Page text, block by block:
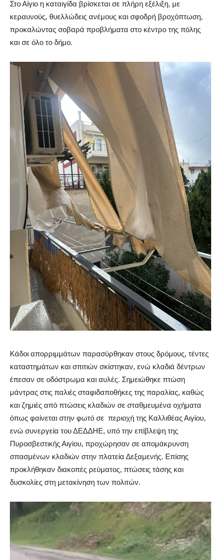
Στο Αίγιο η καταιγίδα βρίσκεται σε πλήρη εξέλιξη, με
κεραυνούς, θυελλώδεις ανέμους και σφοδρή βροχόπτωση,
προκαλώντας σοβαρά προβλήματα στο κέντρο της πόλης
και σε όλο το δήμο.
Κάδοι απορριμμάτων παρασύρθηκαν στους δρόμους, τέντες
καταστημάτων και σπιτιών σκίστηκαν, ενώ κλαδιά δέντρων
έπεσαν σε οδόστρωμα και αυλές. Σημειώθηκε πτώση
μάντρας στις παλιές σταφιδαποθήκες της παραλίας, καθώς
και ζημιές από πτώσεις κλαδιών σε σταθμευμένα οχήματα
όπως φαίνεται στην φωτό σε περιοχή της Καλλιθέας Αιγίου,
ενώ συνεργεία του ΔΕΔΔΗΕ, υπό την επίβλεψη της
Πυροσβεστικής Αιγίου, προχώρησαν σε απομάκρυνση
σπασμένων κλαδιών στην πλατεία Δεξαμενής. Επίσης
προκλήθηκαν διακοπές ρεύματος, πτώσεις τάσης και
δυσκολίες στη μετακίνηση των πολιτών.